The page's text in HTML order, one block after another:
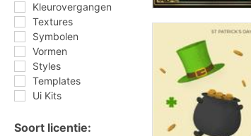
Kleurovergangen
Textures
Symbolen
Vormen
Styles
Templates
Ui Kits
Soort licentie: